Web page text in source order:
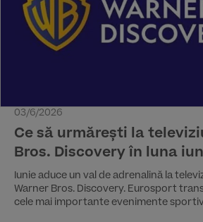
03/6/2026
Ce să urmărești la
Bros. Discovery în luna
Iunie aduce un val de adrenalină la
Warner Bros. Discovery. Eurosport
cele mai importante evenimente